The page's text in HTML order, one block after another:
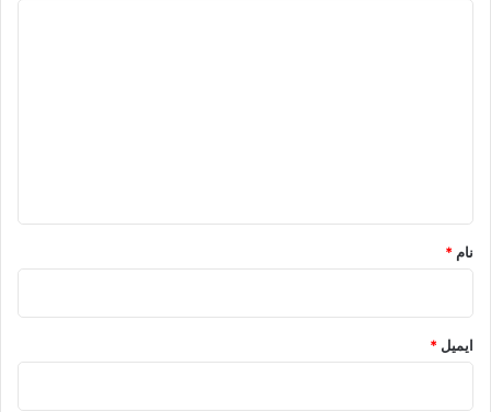
نام *
ایمیل *